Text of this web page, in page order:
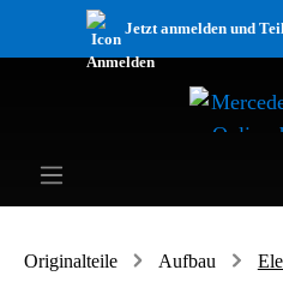
Jetzt anmelden und
Originalteile Aufbau